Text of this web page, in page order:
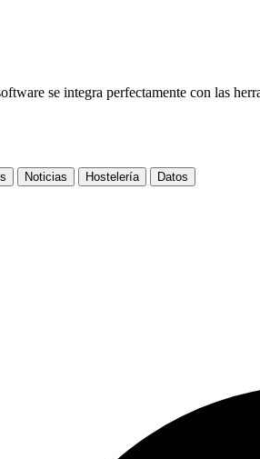
se integra perfectamente con las
Noticias Hostelería Datos